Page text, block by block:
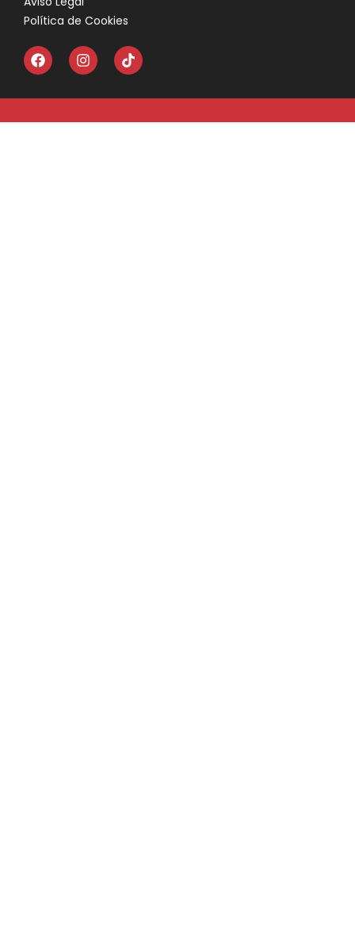
Política de Cookies